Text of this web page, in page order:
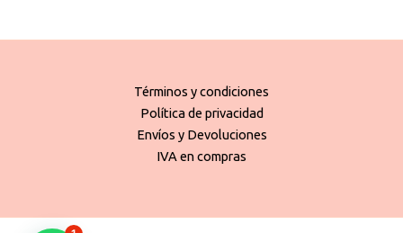
Términos y condiciones
Política de privacidad
Envíos y Devoluciones
IVA en compras